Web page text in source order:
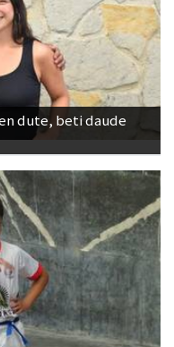
dute, beti daude